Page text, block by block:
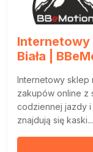
Internetowy
Biała |
Internetowy sklep
zakupów online z
codziennej jazdy
znajdują się kaski...